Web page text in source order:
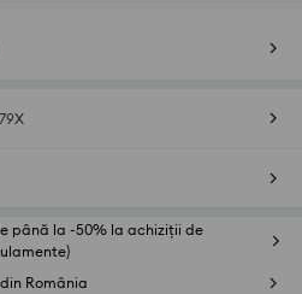
până la -50% la achiziții de
România